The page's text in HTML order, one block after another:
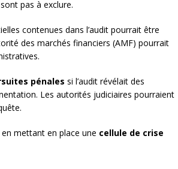
pas à exclure.
contenues dans l’audit pourrait être
des marchés financiers (AMF) pourrait
pénales si l’audit révélait des
Les autorités judiciaires pourraient
mettant en place une cellule de crise